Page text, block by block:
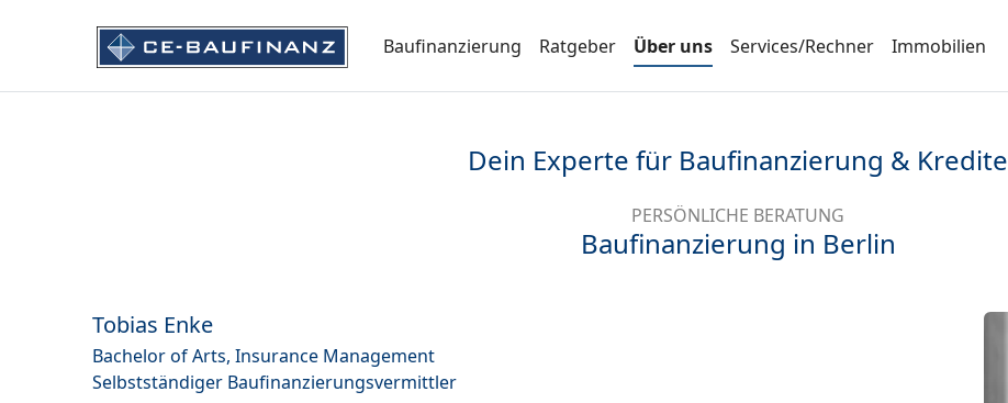
Baufinanzierung Ratgeber Über uns Services/Rechner Immobilien
Dein Experte für Baufinanzierung & Kredite
PERSÖNLICHE BERATUNG
Baufinanzierung in Berlin
Tobias Enke
Bachelor of Arts, Insurance Management
Selbstständiger Baufinanzierungsvermittler